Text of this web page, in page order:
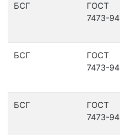
БСГ
ГОСТ
7473-94
БСГ
ГОСТ
7473-94
БСГ
ГОСТ
7473-94